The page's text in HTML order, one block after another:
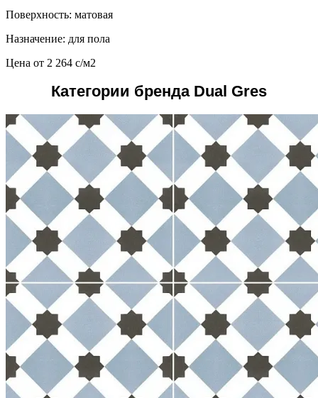
Поверхность: матовая
Назначение: для пола
Цена от 2 264 c/м2
Категории бренда Dual Gres